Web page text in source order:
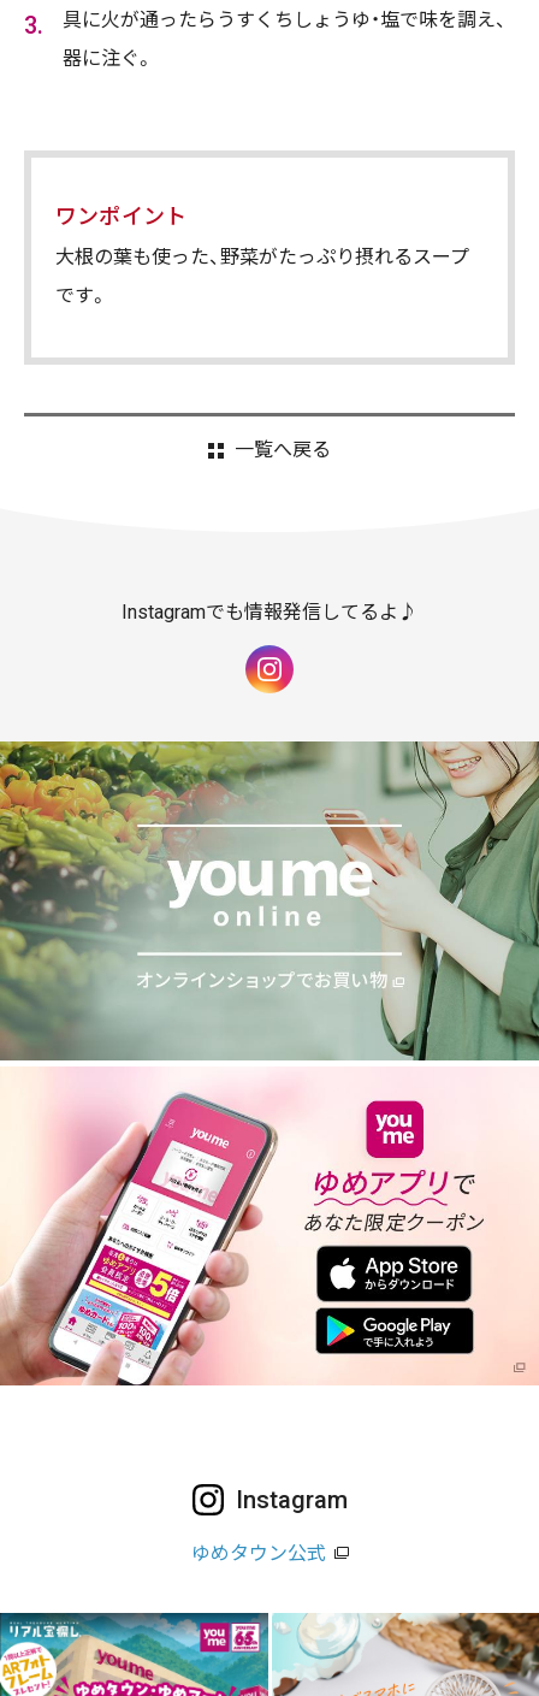
具に火が通ったらうすくちしょうゆ・塩で味を調え、
器に注ぐ。
ワンポイント
大根の葉も使った、野菜がたっぷり摂れるスープ
です。
一覧へ戻る
Instagramでも情報発信してるよ♪
Instagram
ゆめタウン公式